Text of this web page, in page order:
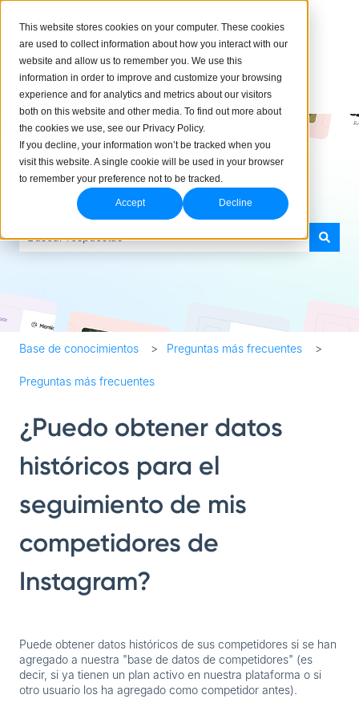
This website stores cookies on your computer. These cookies
are used to collect information about how you interact with our
website and allow us to remember you. We use this
information in order to improve and customize your browsing
experience and for analytics and metrics about our visitors
both on this website and other media. To find out more about
the cookies we use, see our Privacy Policy.
If you decline, your information won’t be tracked when you
visit this website. A single cookie will be used in your browser
to remember your preference not to be tracked.
Accept Decline
¿Cómo podemos ayudarte?
Base de conocimientos Preguntas más frecuentes
Preguntas más frecuentes
¿Puedo obtener datos
históricos para el
seguimiento de mis
competidores de
Instagram?
Puede obtener datos históricos de sus competidores si se han
agregado a nuestra "base de datos de competidores" (es
decir, si ya tienen un plan activo en nuestra plataforma o si
otro usuario los ha agregado como competidor antes).